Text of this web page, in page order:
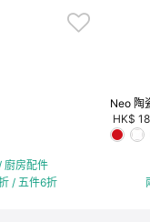
廚房配件
/ 五件6折
Neo 陶
HK$